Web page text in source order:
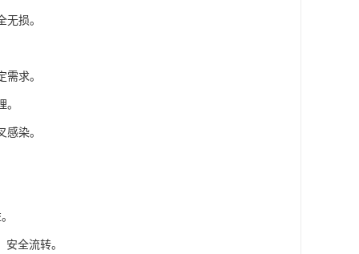
损。
求。
染。
全流转。